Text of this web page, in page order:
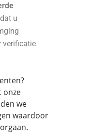
u
verificatie
onze
we
waardoor